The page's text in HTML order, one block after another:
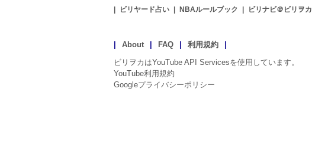
ビリヤード占い NBAルールブック ビリナビ＠ビリヲカ
About FAQ 利用規約
ビリヲカはYouTube API Servicesを使用しています。
YouTube利用規約
Googleプライバシーポリシー